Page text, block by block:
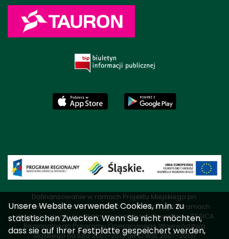
Dofinansowanie w ramach Projektu Miejskiego pn.
„Modernizacja Parku Śląskiego" realizowanego w ramach
drugiego obrotu środkami wracającymi z Inicjatywy JESSICA
Regionalnego Programu Operacyjnego Województwa
Śląskiego na lata 2007-2013 (RPO WSL 2007-2013)
Unsere Website verwendet Cookies, m.in. zu
statistischen Zwecken. Wenn Sie nicht möchten,
dass sie auf Ihrer Festplatte gespeichert werden,